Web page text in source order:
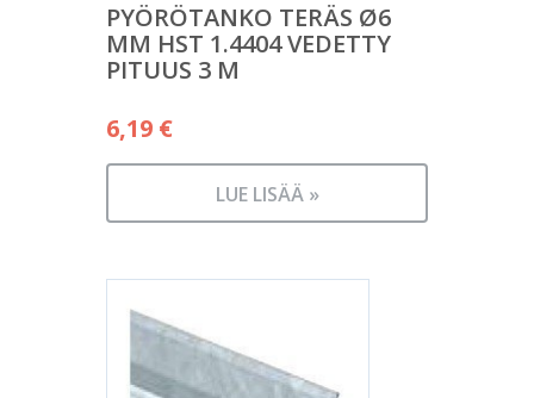
PYÖRÖTANKO TERÄS Ø6
MM HST 1.4404 VEDETTY
PITUUS 3 M
6,19 €
LUE LISÄÄ »